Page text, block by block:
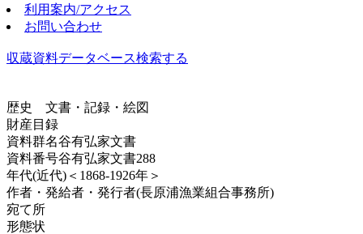
利用案内/アクセス
お問い合わせ
収蔵資料データベース検索する
歴史
文書・記録・絵図
財産目録
資料群名谷有弘家文書
資料番号谷有弘家文書288
年代(近代)＜1868-1926年＞
作者・発給者・発行者(長原浦漁業組合事務所)
宛て所
形態状